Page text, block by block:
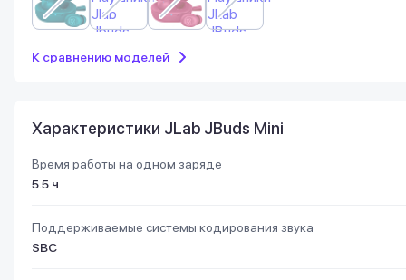
К сравнению моделей
Характеристики JLab JBuds Mini
Время работы на одном заряде
5.5 ч
Поддерживаемые системы кодирования звука
SBC